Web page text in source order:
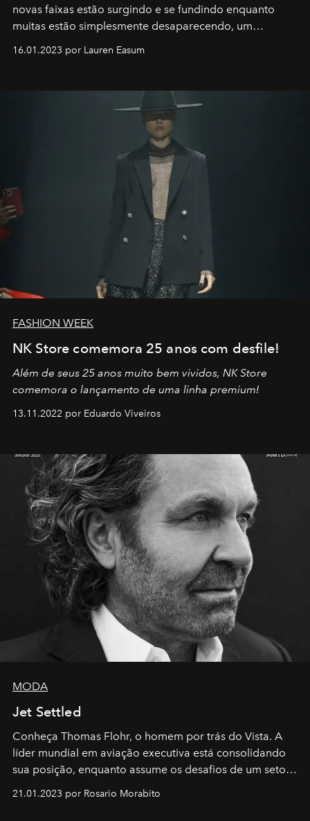
novas faixas estão surgindo e se fundindo enquanto
muitas estão simplesmente desaparecendo, um
transportador AMTD abrindo caminho para muitos
por propósitos, com um claro senso de missão na vida e
16.01.2023 por Lauren Easum
FASHION WEEK
NK Store comemora 25 anos com desfile!
Além de seus 25 anos muito bem vividos, NK Store
comemora o lançamento de uma linha premium!
13.11.2022 por Eduardo Viveiros
MODA
Jet Settled
Conheça Thomas Flohr, o homem por trás do Vista. A
líder mundial em aviação executiva está consolidando
sua posição, enquanto assume os desafios de um setor
em rápida evolução e redefinindo o conceito de luxo
21.01.2023 por Rosario Morabito